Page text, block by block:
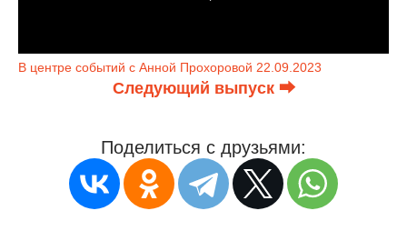
В центре событий с Анной Прохоровой 22.09.2023
Следующий выпуск ⮕
Поделиться с друзьями: